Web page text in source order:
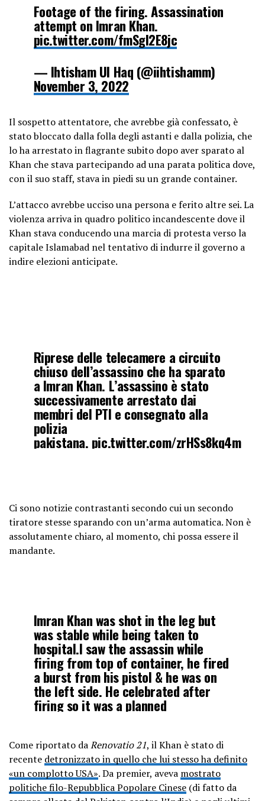
Footage of the firing. Assassination
attempt on Imran Khan.
pic.twitter.com/fmSgI2E8jc
— Ihtisham Ul Haq (@iihtishamm)
November 3, 2022
Il sospetto attentatore, che avrebbe già confessato, è
stato bloccato dalla folla degli astanti e dalla polizia, che
lo ha arrestato in flagrante subito dopo aver sparato al
Khan che stava partecipando ad una parata politica dove,
con il suo staff, stava in piedi su un grande container.
L’attacco avrebbe ucciso una persona e ferito altre sei. La
violenza arriva in quadro politico incandescente dove il
Khan stava conducendo una marcia di protesta verso la
capitale Islamabad nel tentativo di indurre il governo a
indire elezioni anticipate.
Riprese delle telecamere a circuito
chiuso dell’assassino che ha sparato
a Imran Khan. L’assassino è stato
successivamente arrestato dai
membri del PTI e consegnato alla
polizia
pakistana. pic.twitter.com/zrHSs8kq4m
novembre 2022
Ci sono notizie contrastanti secondo cui un secondo
tiratore stesse sparando con un’arma automatica. Non è
assolutamente chiaro, al momento, chi possa essere il
mandante.
Imran Khan was shot in the leg but
was stable while being taken to
hospital.I saw the assassin while
firing from top of container, he fired
a burst from his pistol & he was on
the left side. He celebrated after
firing so it was a planned
— Musa Virk (@MusaNV18)
November 3, 2022
Come riportato daRenovatio 21, il Khan è stato di
recente detronizzato in quello che lui stesso ha definito
«un complotto USA». Da premier, aveva mostrato
politiche filo-Repubblica Popolare Cinese (di fatto da